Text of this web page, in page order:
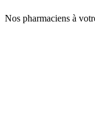
Nos pharmaciens à